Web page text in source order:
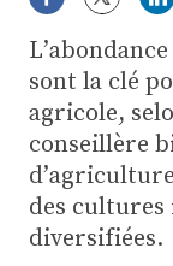
La
Pommes
Guides
Chasse
Plus
sont la clé
agricole,
conseillère
des
diversifiées.